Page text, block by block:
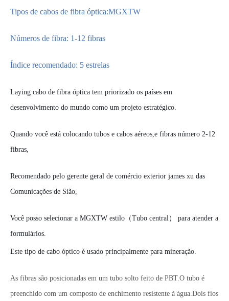
Tipos de cabos de fibra óptica:MGXTW
Números de fibra: 1-12 fibras
Índice recomendado: 5 estrelas
Laying cabo de fibra óptica tem priorizado os países em
desenvolvimento do mundo como um projeto estratégico.
Quando você está colocando tubos e cabos aéreos,e fibras número 2-12
fibras,
Recomendado pelo gerente geral de comércio exterior james xu das
Comunicações de Sião,
Você posso selecionar a MGXTW estilo （Tubo central） para atender a
formulários.
Este tipo de cabo óptico é usado principalmente para mineração.
As fibras são posicionadas em um tubo solto feito de PBT.O tubo é
preenchido com um composto de enchimento resistente à água.Dois fios